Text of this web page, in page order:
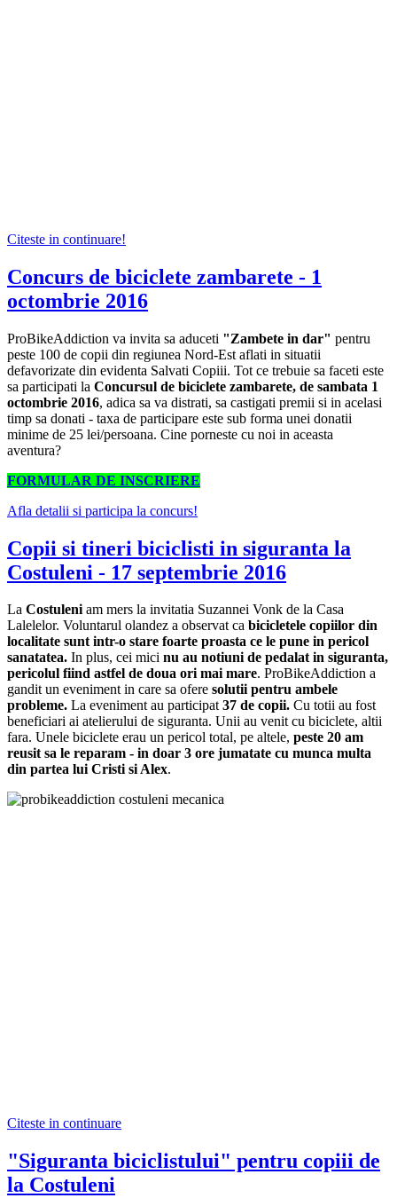
Citeste in continuare!
Concurs de biciclete zambarete - 1
octombrie 2016
ProBikeAddiction va invita sa aduceti "Zambete in dar" pentru
peste 100 de copii din regiunea Nord-Est aflati in situatii
defavorizate din evidenta Salvati Copiii. Tot ce trebuie sa faceti este
sa participati la Concursul de biciclete zambarete, de sambata 1
octombrie 2016, adica sa va distrati, sa castigati premii si in acelasi
timp sa donati - taxa de participare este sub forma unei donatii
minime de 25 lei/persoana. Cine porneste cu noi in aceasta
aventura?
FORMULAR DE INSCRIERE
Afla detalii si participa la concurs!
Copii si tineri biciclisti in siguranta la
Costuleni - 17 septembrie 2016
La Costuleniam mers la invitatia Suzannei Vonk de la Casa
Lalelelor. Voluntarul olandez a observat ca bicicletele copiilor din
localitate sunt intr-o stare foarte proasta ce le pune in pericol
sanatatea. In plus, cei mici nu au notiuni de pedalat in siguranta,
pericolul fiind astfel de doua ori mai mare. ProBikeAddiction a
gandit un eveniment in care sa ofere solutii pentru ambele
probleme. La eveniment au participat37 de copii. Cu totii au fost
beneficiari ai atelierului de siguranta. Unii au venit cu biciclete, altii
fara. Unele biciclete erau un pericol total, pe altele, peste 20 am
reusit sa le reparam - in doar 3 ore jumatate cu munca multa
din partea lui Cristi si Alex.
Citeste in continuare
"Siguranta biciclistului" pentru copiii de
la Costuleni